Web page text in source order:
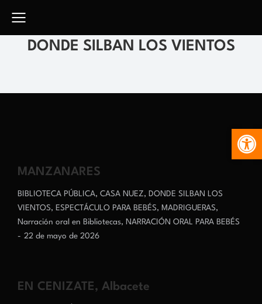
DONDE SILBAN LOS VIENTOS
MANZANARES
BIBLIOTECA PÚBLICA, CASA NUEZ, DONDE SILBAN LOS
VIENTOS, ESPECTÁCULO PARA BEBÉS, MADRIGUERAS,
Narración oral en Bibliotecas, NARRACIÓN ORAL PARA BEBÉS
22 de mayo de 2026
EN CENIZATE, Albacete